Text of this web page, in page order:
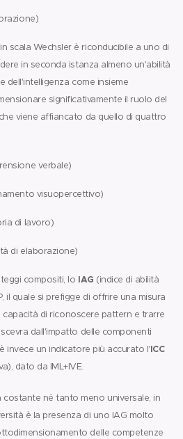
scala Wechsler è riconducibile a uno di
in seconda istanza almeno un'abilità
dell'intelligenza come insieme
significativamente il ruolo del
viene affiancato da quello di quattro
verbale)
visuopercettivo)
di lavoro)
di elaborazione)
compositi, lo IAG (indice di abilità
il quale si prefigge di offrire una misura
capacità di riconoscere pattern e trarre
dall'impatto delle componenti
invece un indicatore più accurato l'ICC
dato da IML+IVE.
né tanto meno universale, in
è la presenza di uno IAG molto
delle competenze